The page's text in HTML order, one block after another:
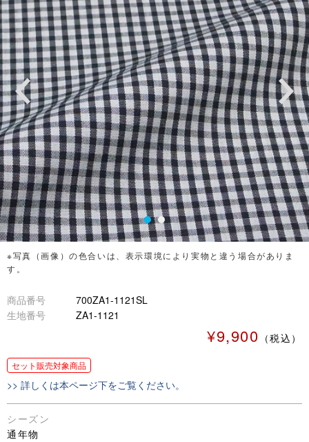
※写真（画像）の色合いは、表示環境により実物と違う場合がありま
す。
商品番号
700ZA1-1121SL
生地番号
ZA1-1121
¥9,900 （税込）
セット販売対象商品
>> 詳しくは本ページ下をご覧ください。
シーズン
通年物